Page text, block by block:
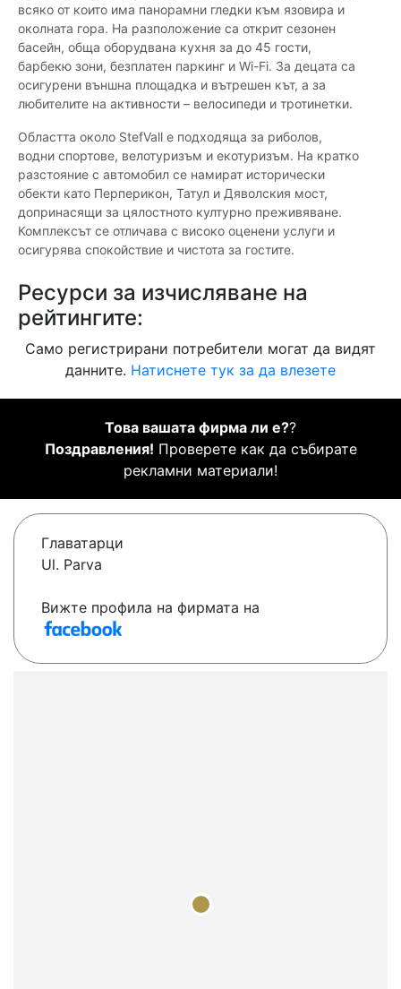
всяко от които има панорамни гледки към язовира и
околната гора. На разположение са открит сезонен
басейн, обща оборудвана кухня за до 45 гости,
барбекю зони, безплатен паркинг и Wi-Fi. За децата са
осигурени външна площадка и вътрешен кът, а за
любителите на активности – велосипеди и тротинетки.
Областта около StefVall е подходяща за риболов,
водни спортове, велотуризъм и екотуризъм. На кратко
разстояние с автомобил се намират исторически
обекти като Перперикон, Татул и Дяволския мост,
допринасящи за цялостното културно преживяване.
Комплексът се отличава с високо оценени услуги и
осигурява спокойствие и чистота за гостите.
Ресурси за изчисляване на
рейтингите:
Само регистрирани потребители могат да видят
данните. Натиснете тук за да влезете
Това вашата фирма ли е??
Поздравления! Проверете как да събирате
рекламни материали!
Главатарци
Ul. Parva
Вижте профила на фирмата на